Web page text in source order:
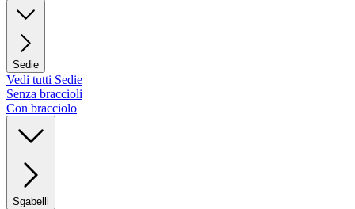
Sedie
Vedi tutti Sedie
Senza braccioli
Con bracciolo
Sgabelli